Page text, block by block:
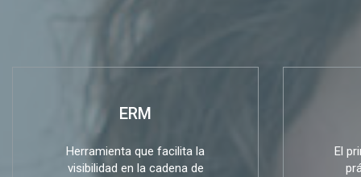
ERM
Herramienta que facilita la
visibilidad en la cadena de
El